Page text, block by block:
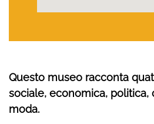
Questo museo racconta
sociale, economica, politica,
moda.